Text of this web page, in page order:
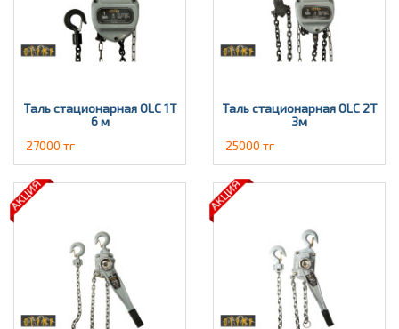
Таль стационарная OLC 1Т
6 м
27000 тг
Таль стационарная OLC 2T
3м
25000 тг